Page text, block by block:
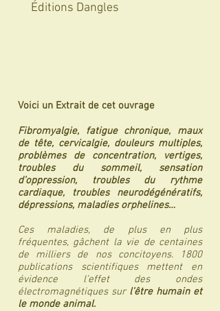
Éditions Dangles
Voici un Extrait de cet ouvrage
Fibromyalgie, fatigue chronique, maux
de tête, cervicalgie, douleurs multiples,
problèmes de concentration, vertiges,
troubles du sommeil, sensation
d’oppression, troubles du rythme
cardiaque, troubles neurodégénératifs,
dépressions, maladies orphelines…
Ces maladies, de plus en plus
fréquentes, gâchent la vie de centaines
de milliers de nos concitoyens. 1800
publications scientifiques mettent en
évidence l’effet des ondes
électromagnétiques sur l’être humain et
le monde animal.